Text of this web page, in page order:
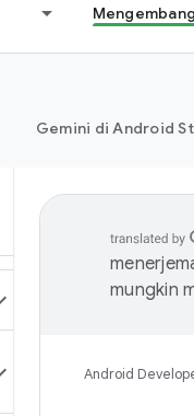
Gemini di Android
mungkin
Android